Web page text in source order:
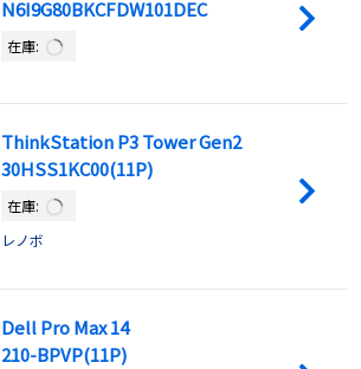
N6I9G80BKCFDW101DEC
在庫:
ThinkStation P3 Tower Gen2
30HSS1KC00(11P)
在庫:
レノボ
Dell Pro Max 14
210-BPVP(11P)